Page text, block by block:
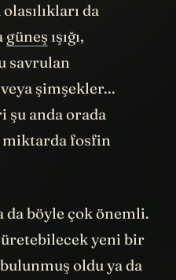
da
güneş ışığı,
savrulan
şimşekler...
şu anda orada
miktarda fosfin
da böyle çok önemli.
yeni bir
oldu ya da